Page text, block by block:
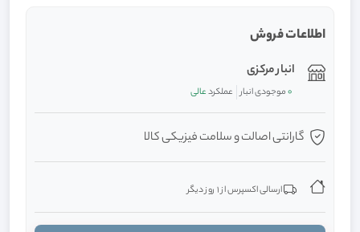
اطلاعات فروش
انبار مرکزی
0موجودی انبار عملکردعالی
گارانتی اصالت و سلامت فیزیکی کالا
ارسالی اکسپرس از 1 روز دیگر